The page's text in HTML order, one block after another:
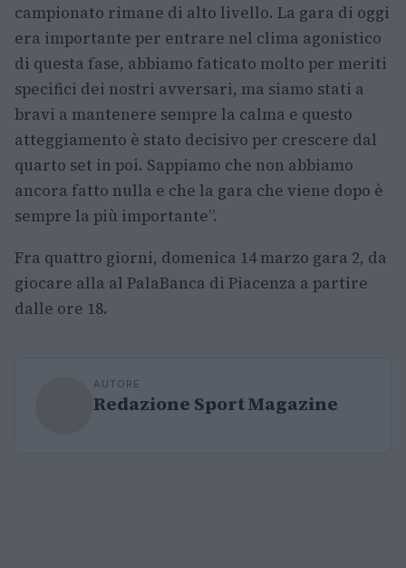
campionato rimane di alto livello. La gara di oggi
era importante per entrare nel clima agonistico
di questa fase, abbiamo faticato molto per meriti
specifici dei nostri avversari, ma siamo stati a
bravi a mantenere sempre la calma e questo
atteggiamento è stato decisivo per crescere dal
quarto set in poi. Sappiamo che non abbiamo
ancora fatto nulla e che la gara che viene dopo è
sempre la più importante”.
Fra quattro giorni, domenica 14 marzo gara 2, da
giocare alla al PalaBanca di Piacenza a partire
dalle ore 18.
AUTORE
Redazione Sport Magazine